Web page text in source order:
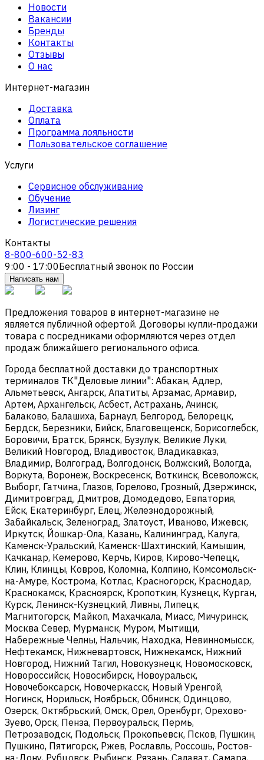
Новости
Вакансии
Бренды
Контакты
Отзывы
О нас
Интернет-магазин
Доставка
Оплата
Программа лояльности
Пользовательское соглашение
Услуги
Сервисное обслуживание
Обучение
Лизинг
Логистические решения
Контакты
8-800-600-52-83
9:00 - 17:00Бесплатный звонок по России
Написать нам
Предложения товаров в интернет-магазине не
является публичной офертой. Договоры купли-продажи
товара с посредниками оформляются через отдел
продаж ближайшего регионального офиса.
Города бесплатной доставки до транспортных
терминалов ТК"Деловые линии": Абакан, Адлер,
Альметьевск, Ангарск, Апатиты, Арзамас, Армавир,
Артем, Архангельск, Асбест, Астрахань, Ачинск,
Балаково, Балашиха, Барнаул, Белгород, Белорецк,
Бердск, Березники, Бийск, Благовещенск, Борисоглебск,
Боровичи, Братск, Брянск, Бузулук, Великие Луки,
Великий Новгород, Владивосток, Владикавказ,
Владимир, Волгоград, Волгодонск, Волжский, Вологда,
Воркута, Воронеж, Воскресенск, Воткинск, Всеволожск,
Выборг, Гатчина, Глазов, Горелово, Грозный, Дзержинск,
Димитровград, Дмитров, Домодедово, Евпатория,
Ейск, Екатеринбург, Елец, Железнодорожный,
Забайкальск, Зеленоград, Златоуст, Иваново, Ижевск,
Иркутск, Йошкар-Ола, Казань, Калининград, Калуга,
Каменск-Уральский, Каменск-Шахтинский, Камышин,
Качканар, Кемерово, Керчь, Киров, Кирово-Чепецк,
Клин, Клинцы, Ковров, Коломна, Колпино, Комсомольск-
на-Амуре, Кострома, Котлас, Красногорск, Краснодар,
Краснокамск, Красноярск, Кропоткин, Кузнецк, Курган,
Курск, Ленинск-Кузнецкий, Ливны, Липецк,
Магнитогорск, Майкоп, Махачкала, Миасс, Мичуринск,
Москва Север, Мурманск, Муром, Мытищи,
Набережные Челны, Нальчик, Находка, Невинномысск,
Нефтекамск, Нижневартовск, Нижнекамск, Нижний
Новгород, Нижний Тагил, Новокузнецк, Новомосковск,
Новороссийск, Новосибирск, Новоуральск,
Новочебоксарск, Новочеркасск, Новый Уренгой,
Ногинск, Норильск, Ноябрьск, Обнинск, Одинцово,
Озерск, Октябрьский, Омск, Орел, Оренбург, Орехово-
Зуево, Орск, Пенза, Первоуральск, Пермь,
Петрозаводск, Подольск, Прокопьевск, Псков, Пушкин,
Пушкино, Пятигорск, Ржев, Рославль, Россошь, Ростов-
на-Дону, Рубцовск, Рыбинск, Рязань, Салават, Самара,